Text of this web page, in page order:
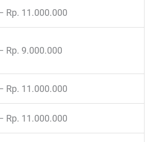
Rp. 11.000.000
Rp. 9.000.000
Rp. 11.000.000
Rp. 11.000.000